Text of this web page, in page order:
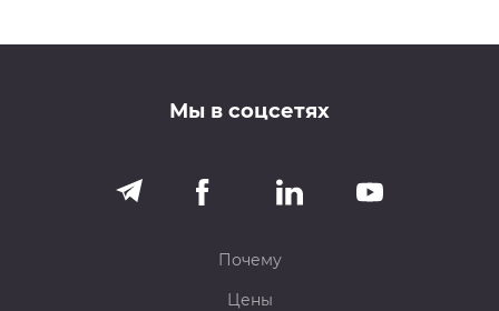
Мы в соцсетях
Почему
Цены